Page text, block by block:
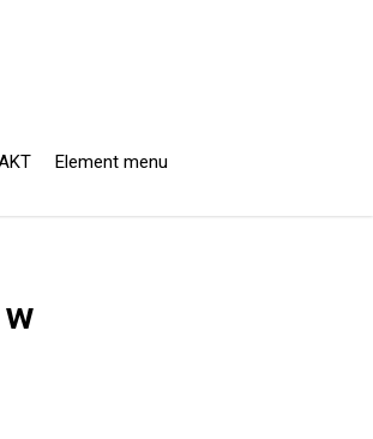
Element menu